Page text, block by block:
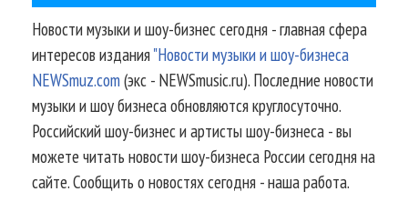
Новости музыки и шоу-бизнес сегодня - главная сфера
интересов издания"Новости музыки и шоу-бизнеса
NEWSmuz.com(экс - NEWSmusic.ru). Последние новости
музыки и шоу бизнеса обновляются круглосуточно.
Российский шоу-бизнес и артисты шоу-бизнеса - вы
можете читать новости шоу-бизнеса России сегодня на
сайте. Сообщить о новостях сегодня - наша работа.